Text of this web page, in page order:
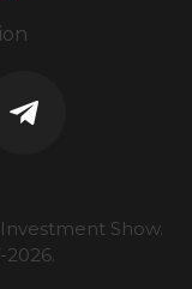
Show.
2026.